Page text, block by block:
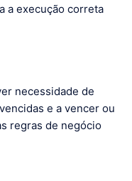
a execução correta
necessidade de
e a vencer ou
regras de negócio